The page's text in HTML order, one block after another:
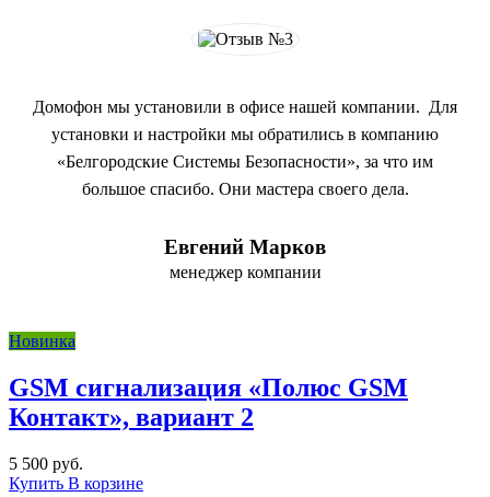
Домофон мы установили в офисе нашей компании. Для
установки и настройки мы обратились в компанию
«Белгородские Системы Безопасности», за что им
большое спасибо. Они мастера своего дела.
Евгений Марков
менеджер компании
Новинка
GSM сигнализация «Полюс GSM
Контакт», вариант 2
5 500 руб.
Купить В корзине